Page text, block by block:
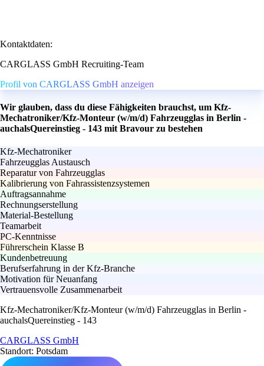
Kontaktdaten:
CARGLASS GmbH Recruiting-Team
Profil von CARGLASS GmbH anzeigen
Wir glauben, dass du diese Fähigkeiten brauchst, um Kfz-
Mechatroniker/Kfz-Monteur (w/m/d) Fahrzeugglas in Berlin -
auchalsQuereinstieg - 143 mit Bravour zu bestehen
Kfz-Mechatroniker
Fahrzeugglas Austausch
Reparatur von Fahrzeugglas
Kalibrierung von Fahrassistenzsystemen
Auftragsannahme
Rechnungserstellung
Material-Bestellung
Teamarbeit
PC-Kenntnisse
Führerschein Klasse B
Kundenbetreuung
Berufserfahrung in der Kfz-Branche
Motivation für Neuanfang
Vertrauensvolle Zusammenarbeit
Kfz-Mechatroniker/Kfz-Monteur (w/m/d) Fahrzeugglas in Berlin -
auchalsQuereinstieg - 143
CARGLASS GmbH
Standort: Potsdam